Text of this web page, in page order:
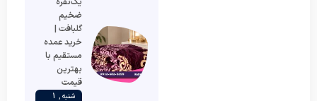
ضخیم
گلبافت |
خرید عمده
مستقیم با
بهترین
قیمت
شنبه , 1